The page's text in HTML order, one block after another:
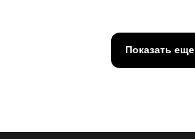
Показать еще